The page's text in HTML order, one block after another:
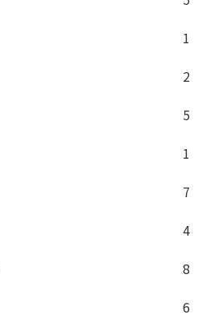
1
2
5
1
7
4
8
6